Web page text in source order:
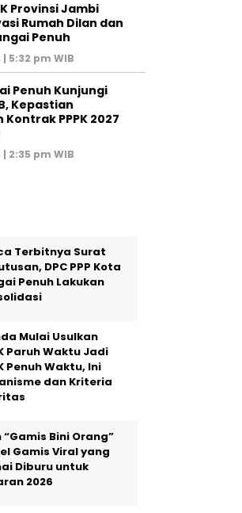
Provinsi Jambi
Rumah Dilan dan
Penuh
5:32 pm WIB
Penuh Kunjungi
Kepastian
PPPK 2027
2:35 pm WIB
Terbitnya Surat
DPC PPP Kota
Penuh Lakukan
Mulai Usulkan
Paruh Waktu Jadi
Penuh Waktu, Ini
dan Kriteria
“Gamis Bini Orang”
Gamis Viral yang
Diburu untuk
2026